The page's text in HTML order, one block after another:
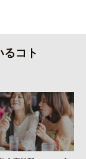
コト